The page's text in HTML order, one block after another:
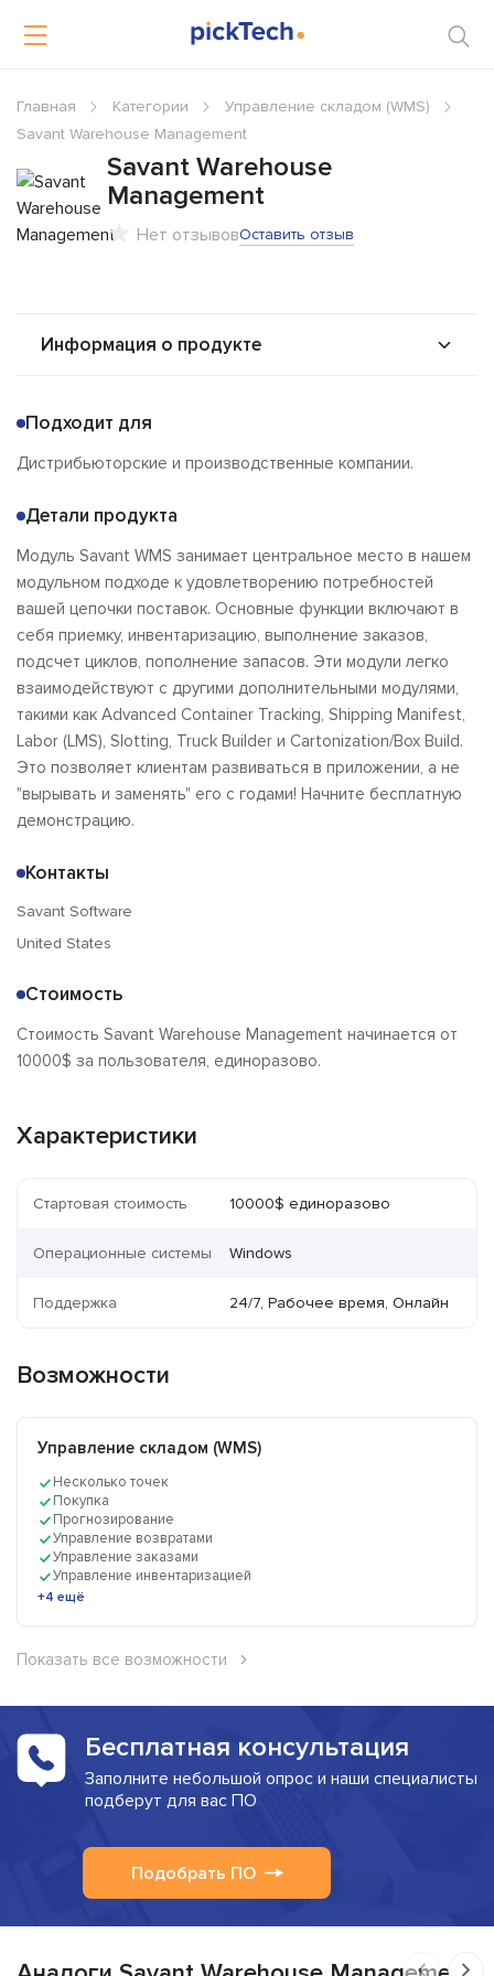
Главная Категории
Управление складом (WMS)
Savant Warehouse Management
Savant Warehouse
Management
Нет отзывовОставить отзыв
Информация о продукте
Стоимость
Сравнения
Отзывы
Подходит для
Дистрибьюторские и производственные компании.
Детали продукта
Модуль Savant WMS занимает центральное место в нашем
модульном подходе к удовлетворению потребностей
вашей цепочки поставок. Основные функции включают в
себя приемку, инвентаризацию, выполнение заказов,
подсчет циклов, пополнение запасов. Эти модули легко
взаимодействуют с другими дополнительными модулями,
такими как Advanced Container Tracking, Shipping Manifest,
Labor (LMS), Slotting, Truck Builder и Cartonization/Box Build.
Это позволяет клиентам развиваться в приложении, а не
"вырывать и заменять" его с годами! Начните бесплатную
демонстрацию.
Контакты
Savant Software
United States
Стоимость
Стоимость Savant Warehouse Management начинается от
10000$ за пользователя, единоразово.
Характеристики
Стартовая стоимость 10000$ единоразово
Операционные системы Windows
Поддержка 24/7, Рабочее время, Онлайн
Возможности
Управление складом (WMS)
Несколько точек
Покупка
Прогнозирование
Управление возвратами
Управление заказами
Управление инвентаризацией
+4 ещё
Показать все возможности
Бесплатная консультация
Заполните небольшой опрос и наши специалисты
подберут для вас ПО
Подобрать ПО